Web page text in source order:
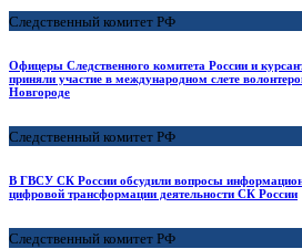
Следственный комитет РФ
Офицеры Следственного комитета России и
приняли участие в международном слете
Новгороде
Следственный комитет РФ
В ГВСУ СК России обсудили вопросы
цифровой трансформации деятельности CК России
Следственный комитет РФ